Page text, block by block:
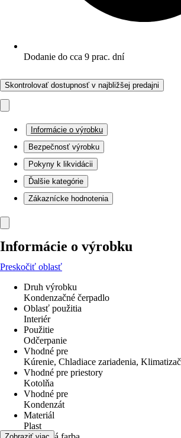
Dodanie do cca 9 prac. dní
Skontrolovať dostupnosť v najbližšej predajni
Informácie o výrobku
Bezpečnosť výrobku
Pokyny k likvidácii
Ďalšie kategórie
Zákaznícke hodnotenia
Informácie o výrobku
Preskočiť oblasť
Druh výrobku
Kondenzačné čerpadlo
Oblasť použitia
Interiér
Použitie
Odčerpanie
Vhodné pre
Kúrenie, Chladiace zariadenia,
Vhodné pre priestory
Kotolňa
Vhodné pre
Kondenzát
Materiál
Plast